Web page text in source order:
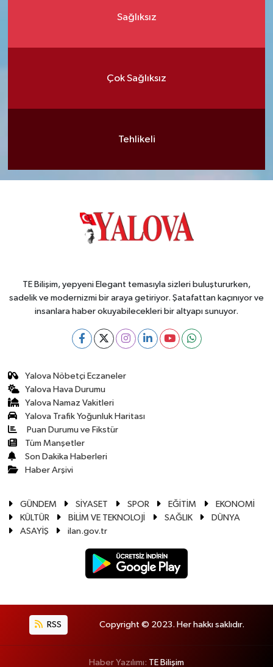
Sağlıksız
Çok Sağlıksız
Tehlikeli
TE Bilişim, yepyeni Elegant temasıyla sizleri buluştururken,
sadelik ve modernizmi bir araya getiriyor. Şatafattan kaçınıyor ve
insanlara haber okuyabilecekleri bir altyapı sunuyor.
Yalova Nöbetçi Eczaneler
Yalova Hava Durumu
Yalova Namaz Vakitleri
Yalova Trafik Yoğunluk Haritası
Puan Durumu ve Fikstür
Tüm Manşetler
Son Dakika Haberleri
Haber Arşivi
GÜNDEM SİYASET SPOR EĞİTİM
EKONOMİ
KÜLTÜR
BİLİM VE TEKNOLOJİ SAĞLIK
DÜNYA
ASAYİŞ
ilan.gov.tr
RSS Copyright © 2023. Her hakkı saklıdır.
Haber Yazılımı: TE Bilişim